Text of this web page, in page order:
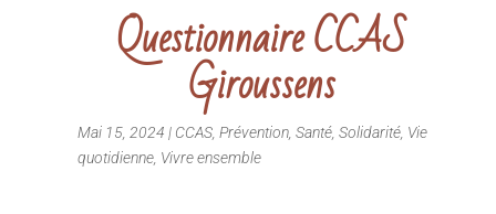
Questionnaire CCAS
Giroussens
Mai 15, 2024 | CCAS, Prévention, Santé, Solidarité, Vie
quotidienne, Vivre ensemble